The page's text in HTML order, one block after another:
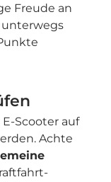
Freude an
unterwegs
Scooter auf
Achte